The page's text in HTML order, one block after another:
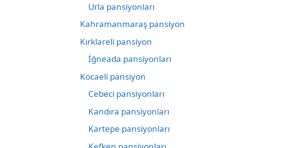
Urla pansiyonları
Kahramanmaraş pansiyon
Kırklareli pansiyon
İğneada pansiyonları
Kocaeli pansiyon
Cebeci pansiyonları
Kandıra pansiyonları
Kartepe pansiyonları